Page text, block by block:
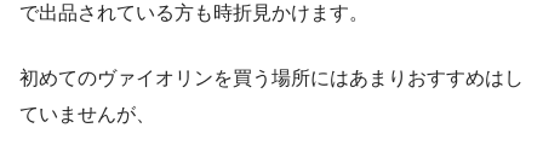
で出品されている方も時折見かけます。
初めてのヴァイオリンを買う場所にはあまりおすすめはし
ていませんが、